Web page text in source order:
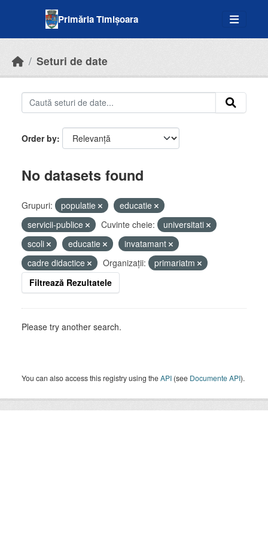
Primăria Timișoara
Seturi de date
Order by
No datasets found
Grupuri: populatie
educatie
servicii-publice
Cuvinte cheie:
universitati
scoli
educatie
invatamant
cadre didactice
Organizații:
primariatm
Filtrează Rezultatele
Please try another search.
You can also access this registry using theAPI (see Documente API).